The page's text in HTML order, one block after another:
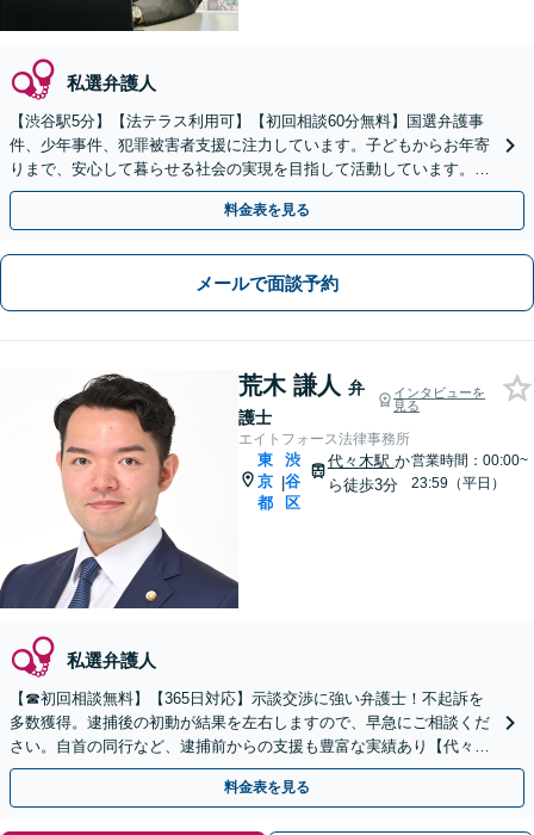
私選弁護人
【渋谷駅5分】【法テラス利用可】【初回相談60分無料】国選弁護事
件、少年事件、犯罪被害者支援に注力しています。子どもからお年寄
りまで、安心して暮らせる社会の実現を目指して活動しています。お
困りの方はぜひご相談ください。【電話・メール相談可】
料金表を見る
メールで面談予約
荒木 謙人 弁
護士
インタビューを
見る
エイトフォース法律事務所
東
京
都
|
渋
谷
区
代々木駅 か
ら徒歩3分
営業時間：00:00~
23:59（平日）
私選弁護人
【☎︎初回相談無料】【365日対応】示談交渉に強い弁護士！不起訴を
多数獲得。逮捕後の初動が結果を左右しますので、早急にご相談くだ
さい。自首の同行など、逮捕前からの支援も豊富な実績あり【代々木
駅3分】
料金表を見る